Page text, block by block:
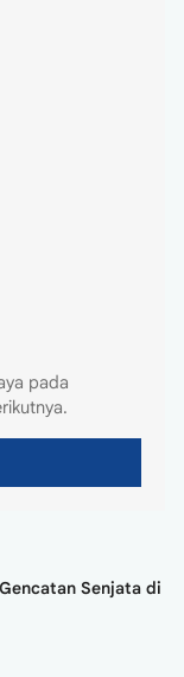
pada
Senjata di